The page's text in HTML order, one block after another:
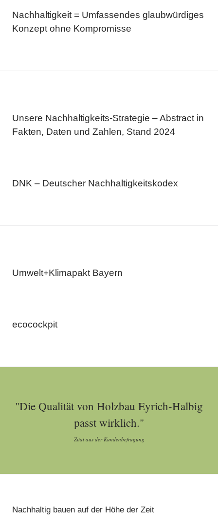
Nachhaltigkeit = Umfassendes glaubwürdiges
Konzept ohne Kompromisse
Unsere Nachhaltigkeits-Strategie – Abstract in
Fakten, Daten und Zahlen, Stand 2024
DNK – Deutscher Nachhaltigkeitskodex
Umwelt+Klimapakt Bayern
ecocockpit
"Die Qualität von Holzbau Eyrich-Halbig
passt wirklich."
Zitat aus der Kundenbefragung
Nachhaltig bauen auf der Höhe der Zeit